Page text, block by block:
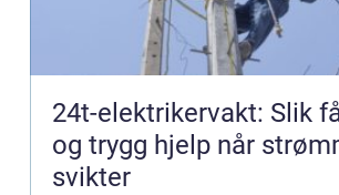
24t-elektrikervakt: Slik
og trygg hjelp når
svikter